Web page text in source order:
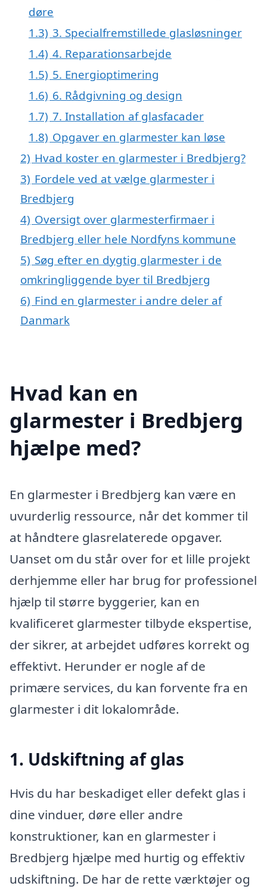
døre
1.3) 3. Specialfremstillede glasløsninger
1.4) 4. Reparationsarbejde
1.5) 5. Energioptimering
1.6) 6. Rådgivning og design
1.7) 7. Installation af glasfacader
1.8) Opgaver en glarmester kan løse
2) Hvad koster en glarmester i Bredbjerg?
3) Fordele ved at vælge glarmester i
Bredbjerg
4) Oversigt over glarmesterfirmaer i
Bredbjerg eller hele Nordfyns kommune
5) Søg efter en dygtig glarmester i de
omkringliggende byer til Bredbjerg
6) Find en glarmester i andre deler af
Danmark
Hvad kan en
glarmester i Bredbjerg
hjælpe med?
En glarmester i Bredbjerg kan være en
uvurderlig ressource, når det kommer til
at håndtere glasrelaterede opgaver.
Uanset om du står over for et lille projekt
derhjemme eller har brug for professionel
hjælp til større byggerier, kan en
kvalificeret glarmester tilbyde ekspertise,
der sikrer, at arbejdet udføres korrekt og
effektivt. Herunder er nogle af de
primære services, du kan forvente fra en
glarmester i dit lokalområde.
1. Udskiftning af glas
Hvis du har beskadiget eller defekt glas i
dine vinduer, døre eller andre
konstruktioner, kan en glarmester i
Bredbjerg hjælpe med hurtig og effektiv
udskiftning. De har de rette værktøjer og